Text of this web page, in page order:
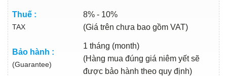
Thuế :
TAX
8% - 10%
(Giá trên chưa bao gồm VAT)
Bảo hành :
(Guarantee)
1 tháng (month)
(Hàng mua đúng giá niêm yết sẽ
được bảo hành theo quy định)